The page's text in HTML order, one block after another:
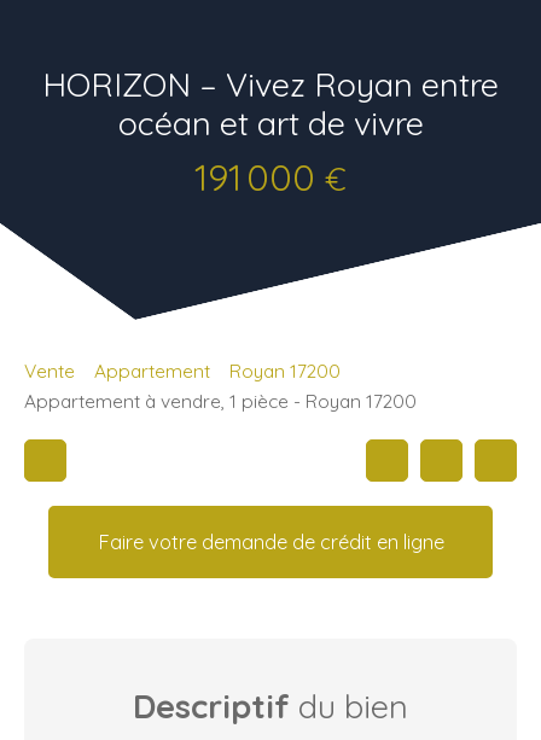
HORIZON – Vivez Royan entre
océan et art de vivre
191 000 €
Vente Appartement
Royan 17200
Appartement à vendre, 1 pièce - Royan 17200
Faire votre demande de crédit en ligne
Descriptif du bien